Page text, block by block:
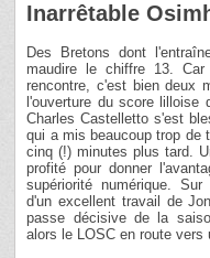
Inarrêtable
Des Bretons dont
maudire le chiffre 13.
rencontre, c'est bien deux
l'ouverture du score lilloise
Charles Castelletto s'est
qui a mis beaucoup trop de
cinq (!) minutes plus tard.
profité pour donner
supériorité numérique.
d'un excellent travail de
passe décisive de la
alors le LOSC en route vers